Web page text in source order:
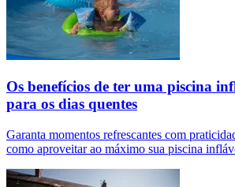
Os benefícios de ter uma piscina
para os dias quentes
Garanta momentos refrescantes com
como aproveitar ao máximo sua piscina